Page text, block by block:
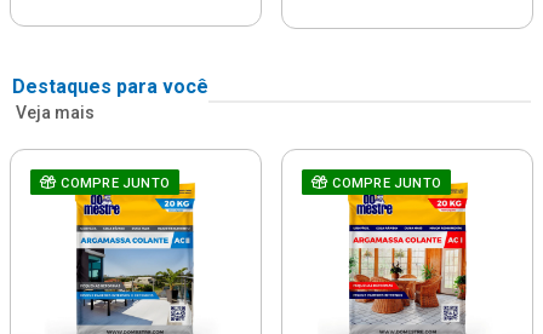
Destaques para você
Veja mais
COMPRE JUNTO COMPRE JUNTO